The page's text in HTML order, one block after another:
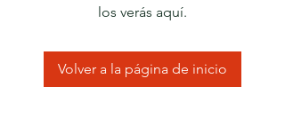
los verás aquí.
Volver a la página de inicio